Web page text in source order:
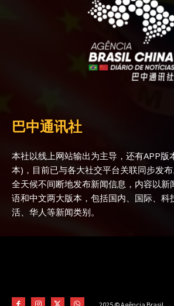
巴中通讯社
本社以线上网站输出为主导，还有APP版
本)，目前已与各大社交平台关联同步发布
全天候不间断地发布新闻信息，内容以新
语和中文两大版本，包括国内、国际、科
活、华人等新闻类别。